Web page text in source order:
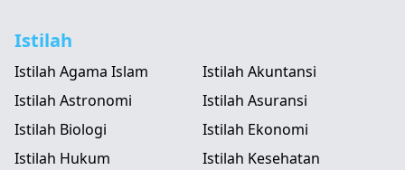
Istilah
Istilah Agama Islam
Istilah Akuntansi
Istilah Astronomi
Istilah Asuransi
Istilah Biologi
Istilah Ekonomi
Istilah Hukum
Istilah Kesehatan